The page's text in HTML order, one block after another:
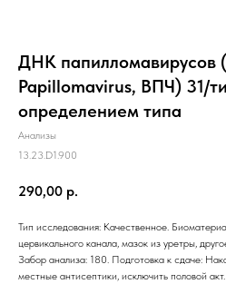
ДНК папилломавирусов
Papillomavirus, ВПЧ) 31/
определением типа
Анализы
13.23.D1.900
290,00 р.
Тип исследования: Качественное.
цервикального канала, мазок из уретры,
Забор анализа: 180. Подготовка к сдаче:
местные антисептики, исключить половой